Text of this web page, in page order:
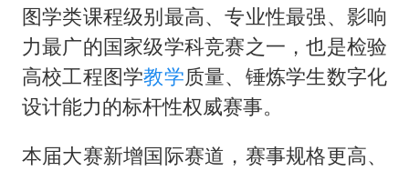
图学类课程级别最高、专业性最强、影响
力最广的国家级学科竞赛之一，也是检验
高校工程图学教学质量、锤炼学生数字化
设计能力的标杆性权威赛事。
本届大赛新增国际赛道，赛事规格更高、